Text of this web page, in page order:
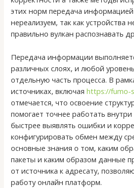
этих норм передача информацией
нереализуем, так как устройства
правильно вулкан распознавать
Передача информации
различных слоях, и любой
отдельную часть процесса. В
источниках, включаяhttps://fumo-
отмечается, что освоение
помогает точнее работать
быстрее выявлять ошибки и
конфигурировать обмен между
основные знания о том, каким
пакеты и каким образом данные
от источника к адресату,
работу онлайн платформ.